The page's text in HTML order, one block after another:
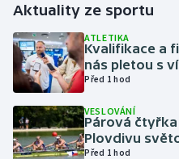
Golf
Gymnastika
Házená
Jezdectví
Aktuality ze sportu
ATLETIKA
Kvalifikace a
nás pletou s
Před 1 hod
VESLOVÁNÍ
Párová
Plovdivu
Před 1 hod